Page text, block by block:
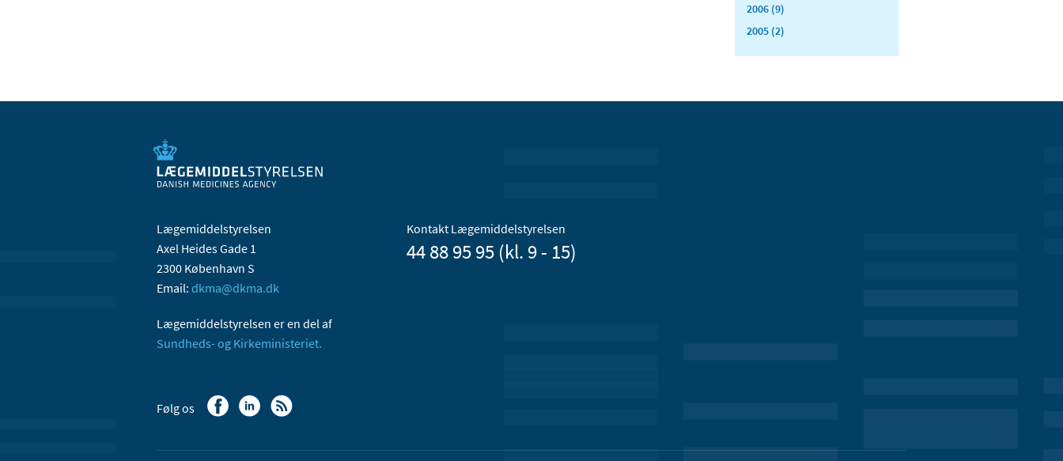
2006 (9)
2005 (2)
Lægemiddelstyrelsen
Axel Heides Gade 1
2300 København S
Email: dkma@dkma.dk
Lægemiddelstyrelsen er en del af
Sundheds- og Kirkeministeriet.
Kontakt Lægemiddelstyrelsen
44 88 95 95 (kl. 9 - 15)
Følg os